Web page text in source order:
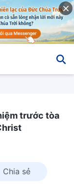
trước tòa
Chia sẻ